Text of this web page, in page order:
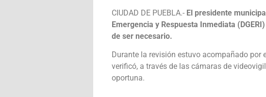
CIUDAD DE PUEBLA.- El presidente
Emergencia y Respuesta Inmediata
de ser necesario.
Durante la revisión estuvo acompañado por
verificó, a través de las cámaras de
oportuna.